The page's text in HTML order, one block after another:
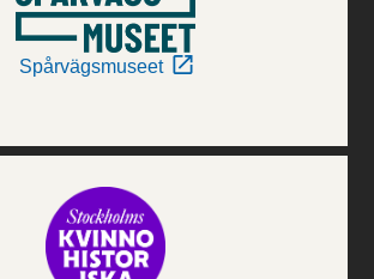
Spårvägsmuseet